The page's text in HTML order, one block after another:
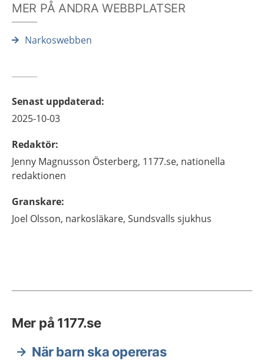
MER PÅ ANDRA WEBBPLATSER
Narkoswebben
Senast uppdaterad:
2025-10-03
Redaktör:
Jenny Magnusson Österberg, 1177.se, nationella
redaktionen
Granskare:
Joel Olsson, narkosläkare, Sundsvalls sjukhus
Mer på 1177.se
När barn ska opereras